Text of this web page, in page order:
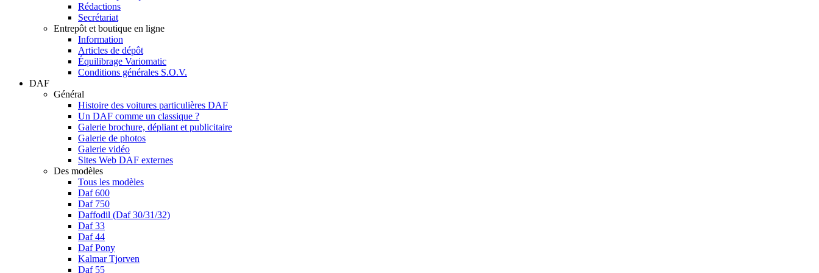
Rédactions
Secrétariat
Entrepôt et boutique en ligne
Information
Articles de dépôt
Équilibrage Variomatic
Conditions générales S.O.V.
DAF
Général
Histoire des voitures particulières DAF
Un DAF comme un classique ?
Galerie brochure, dépliant et publicitaire
Galerie de photos
Galerie vidéo
Sites Web DAF externes
Des modèles
Tous les modèles
Daf 600
Daf 750
Daffodil (Daf 30/31/32)
Daf 33
Daf 44
Daf Pony
Kalmar Tjorven
Daf 55